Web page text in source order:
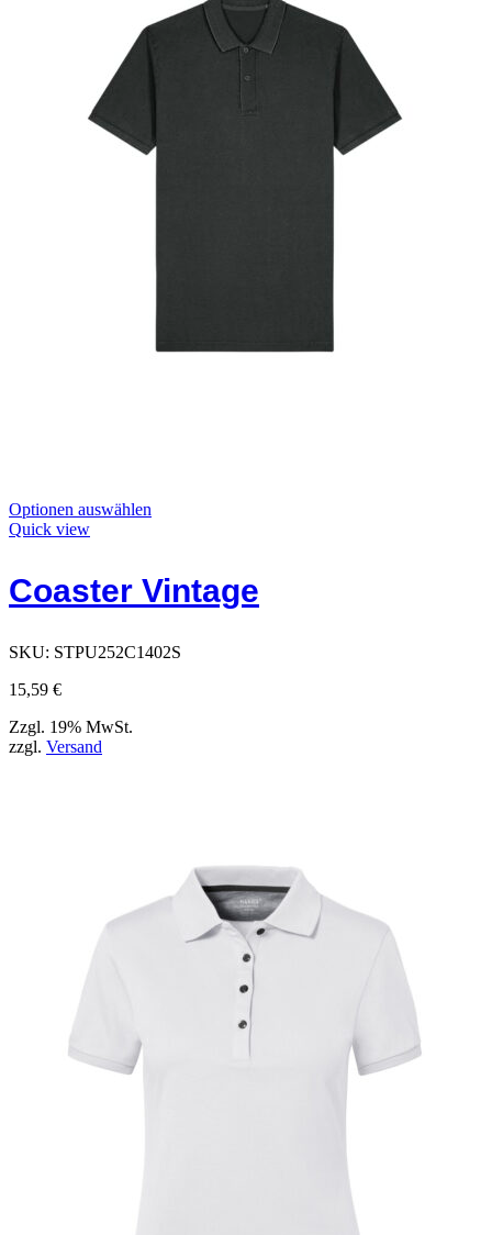
Optionen auswählen
die
auf
Produktseite
Quick view
Coaster Vintage
SKU: STPU252C1402S
15,59 €
Zzgl. 19% MwSt.
zzgl. Versand